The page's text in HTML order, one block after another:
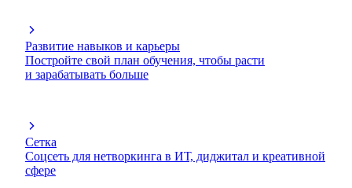
Развитие навыков и карьеры
Постройте свой план обучения, чтобы расти
и зарабатывать больше
Сетка
Соцсеть для нетворкинга в ИТ, диджитал и креативной
сфере